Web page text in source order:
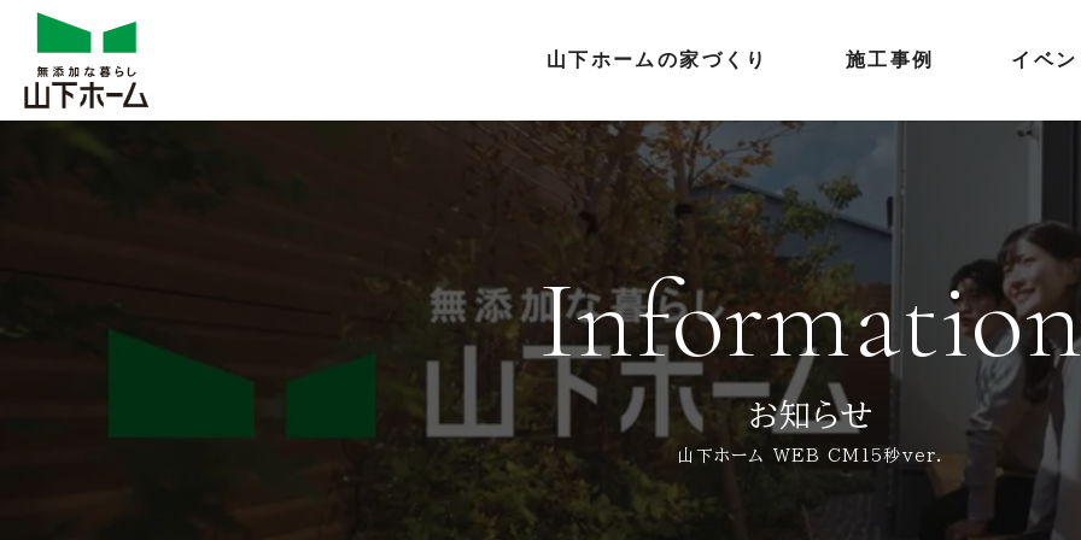
山下ホームの家づくり 施工事例 イベ
お知らせ
山下ホーム WEB CM15秒ver.